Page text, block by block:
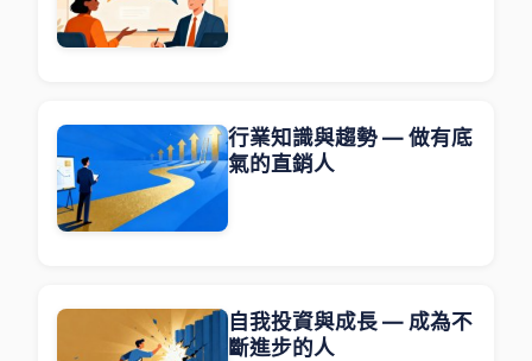
行業知識與趨勢 — 做有底
氣的直銷人
自我投資與成長 — 成為不
斷進步的人